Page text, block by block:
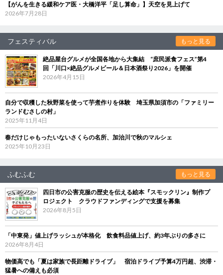
【がんを生きる緩和ケア医・大橋洋平「足し算命」】天空を見上げて
2026年7月28日
フェスティバル もっと見る
絶品屋台グルメが全国各地から大集結 “庶民派食フェス”第4
回「川口×絶品グルメビール＆日本酒祭り2026」を開催
2026年4月15日
自分で収穫した秋野菜を使って芋煮作りを体験 埼玉県加須市の「ファミリー
ランドむさしの村」
2025年11月4日
春だけじゃもったいないさくらの名所、加治川で秋のマルシェ
2025年10月23日
ふむふむ もっと見る
四日市の公害克服の歴史を伝える絵本『スモックリン』制作プ
ロジェクト クラウドファンディングで支援を募集
2026年8月5日
「中東発」値上げラッシュが本格化 飲食料品値上げ、約3年ぶりの多さに
2026年8月4日
物価高でも「夏は家族で長距離ドライブ」 宿泊ドライブ予算4万円超、渋滞・
猛暑への備えも必須